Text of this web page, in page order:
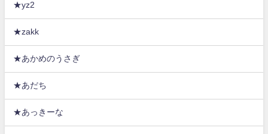
★yz2
★zakk
★あかめのうさぎ
★あだち
★あっきーな